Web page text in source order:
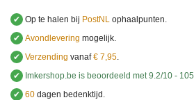
✔ Op te halen bij PostNL ophaalpunten.
✔ Avondlevering mogelijk.
✔ Verzending vanaf€ 7,95
✔
Imkershop.be is beoordeeld met 9.2/10 -
✔ 60 dagen bedenktijd.